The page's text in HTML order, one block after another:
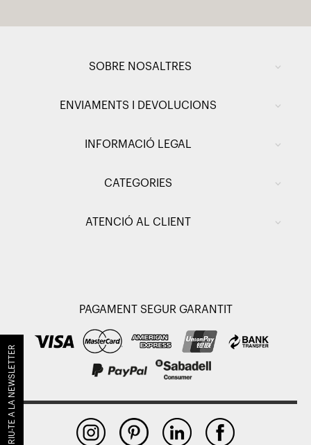
SOBRE NOSALTRES
ENVIAMENTS I DEVOLUCIONS
INFORMACIÓ LEGAL
CATEGORIES
ATENCIÓ AL CLIENT
PAGAMENT SEGUR GARANTIT
SUBSCRIU-TE A LA NEWSLETTER